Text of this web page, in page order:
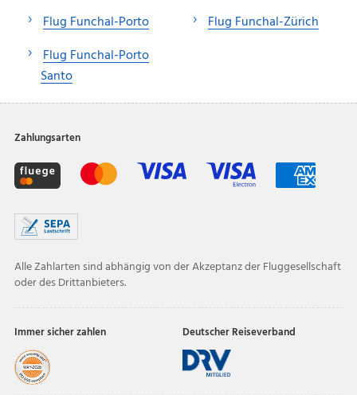
Flug Funchal-Porto
Flug Funchal-Porto
Santo
Flug Funchal-Zürich